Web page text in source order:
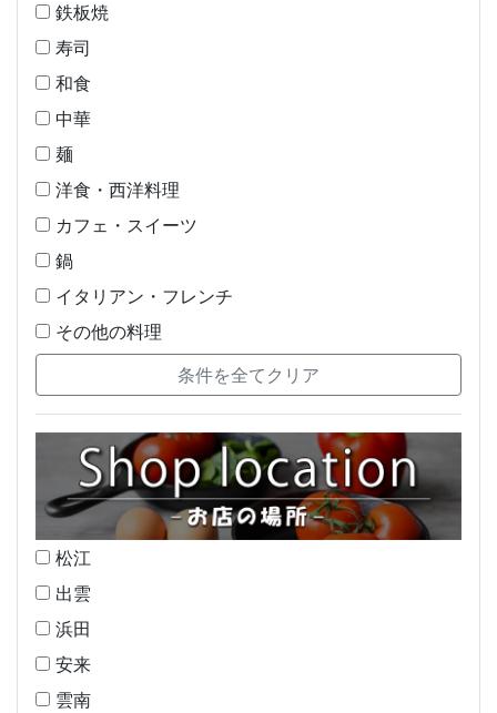
鉄板焼
寿司
和食
中華
麺
洋食・西洋料理
カフェ・スイーツ
鍋
イタリアン・フレンチ
その他の料理
松江
出雲
浜田
安来
雲南